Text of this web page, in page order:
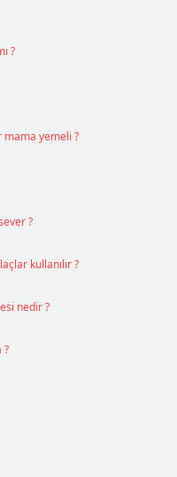
?
mama yemeli ?
?
kullanılır ?
nedir ?
?